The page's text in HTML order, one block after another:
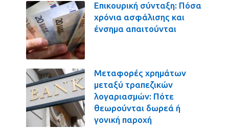
Επικουρική σύνταξη: Πόσα
χρόνια ασφάλισης και
ένσημα απαιτούνται
Μεταφορές χρημάτων
μεταξύ τραπεζικών
λογαριασμών: Πότε
θεωρούνται δωρεά ή
γονική παροχή